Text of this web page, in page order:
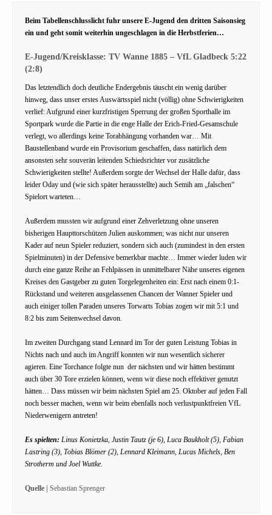
Beim Tabellenschlusslicht fuhr unsere E-Jugend den dritten Saisonsieg
ein und geht somit weiterhin ungeschlagen in die Herbstferien…
E-Jugend/Kreisklasse: TV Wanne 1885 – VfL Gladbeck 5:22
(2:8)
Das letztendlich doch deutliche Endergebnis täuscht ein wenig darüber
hinweg, dass unser erstes Auswärtsspiel nicht (völlig) ohne Schwierigkeiten
verlief: Aufgrund einer kurzfristigen Sperrung der großen Sporthalle im
Sportpark wurde die Partie in die enge Halle der Erich-Fried-Gesamschule
verlegt, wo allerdings keine Torabhängung vorhanden war… Mit
Baustellenband wurde ein Provisorium geschaffen, dass natürlich dem
ansonsten sehr souverän leitenden Schiedsrichter vor zusätzliche
Schwierigkeiten stellte! Außerdem sorgte der Wechsel der Halle dafür, dass
leider Oday und (wie sich später herausstellte) auch Semih am „falschen“
Spielort warteten…
Außerdem mussten wir aufgrund einer Zehverletzung ohne unseren
bisherigen Haupttorschützen Julien auskommen; was nicht nur unseren
Kader auf neun Spieler reduziert, sondern sich auch (zumindest in den ersten
Spielminuten) in der Defensive bemerkbar machte… Immer wieder luden wir
durch eine ganze Reihe an Fehlpässen in unmittelbarer Nähe unseres eigenen
Kreises den Gastgeber zu guten Torgelegenheiten ein: Erst nach einem 0:1-
Rückstand und weiteren ausgelassenen Chancen der Wanner Spieler und
auch einiger tollen Paraden unseres Torwarts Tobias zogen wir mit 5:1 und
8:2 bis zum Seitenwechsel davon.
Im zweiten Durchgang stand Lennard im Tor der guten Leistung Tobias in
Nichts nach und auch im Angriff konnten wir nun wesentlich sicherer
agieren. Eine Torchance folgte nun der nächsten und wir hätten bestimmt
auch über 30 Tore erzielen können, wenn wir diese noch effektiver genutzt
hätten… Dass müssen wir beim nächsten Spiel am 25. Oktober auf jeden Fall
noch besser machen, wenn wir beim ebenfalls noch verlustpunktfreien VfL
Niederwenigern antreten!
Es spielten: Linus Konietzka, Justin Tautz (je 6), Luca Baukholt (5), Fabian
Lastring (3), Tobias Blömer (2), Lennard Kleimann, Lucas Michels, Ben
Strotherm und Joel Wuttke.
Quelle | Sebastian Sprenger